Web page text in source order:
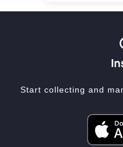
Start collecting and